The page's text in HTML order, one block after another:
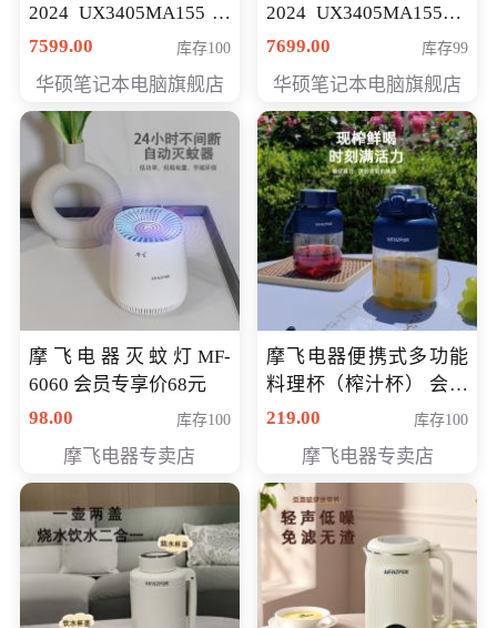
2024 UX3405MA155冰
川银 oled 智慧轻薄本 会
7599.00 库存100
华硕笔记本电脑旗舰店
2024 UX3405MA155夜
空蓝 oled 智慧轻薄本 会
7699.00 库存99
华硕笔记本电脑旗舰店
摩飞电器灭蚊灯MF-
6060 会员专享价68元
98.00
库存100
摩飞电器专卖店
摩飞电器便携式多功能
料理杯（榨汁杯） 会员
专享价118元
219.00 库存100
摩飞电器专卖店